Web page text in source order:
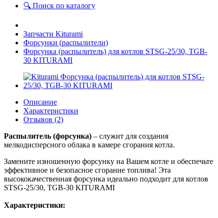
🔍 Поиск по каталогу
Запчасти Kiturami
Форсунки (распылители)
Форсунка (распылитель) для котлов STSG-25/30, TGB-
30 KITURAMI
Описание
Характеристики
Отзывов (2)
Распылитель (форсунка) – служит для создания
мелкодисперсного облака в камере сгорания котла.
Замените изношенную форсунку на Вашем котле и обеспечьте
эффективное и безопасное сгорание топлива! Эта
высококачественная форсунка идеально подходит для котлов
STSG-25/30, TGB-30 KITURAMI
Характеристики: